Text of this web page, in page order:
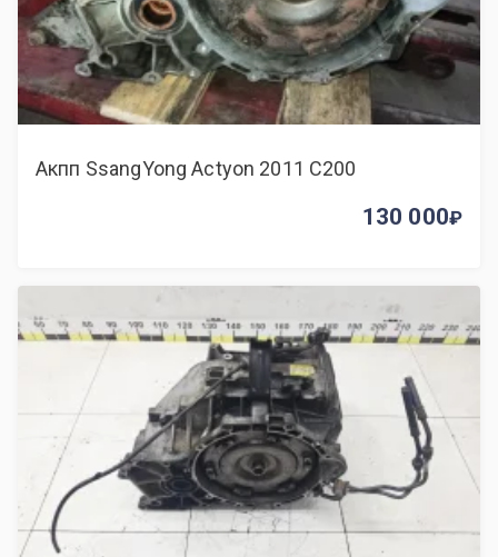
Акпп SsangYong Actyon 2011 C200
130 000